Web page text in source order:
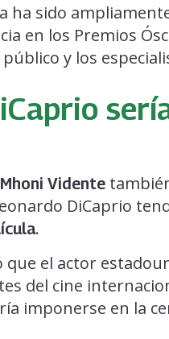
ha sido
en los Premios
y los
Mhoni Vidente
DiCaprio
.
que el actor
del cine
imponerse en la